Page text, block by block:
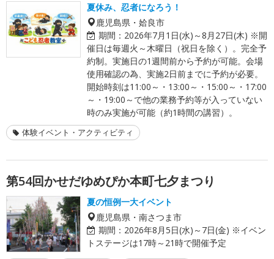
夏休み、忍者になろう！
鹿児島県・姶良市
期間： 2026年7月1日(水)～8月27日(木) ※開
催日は毎週火～木曜日（祝日を除く）。完全予
約制。実施日の1週間前から予約が可能。会場
使用確認の為、実施2日前までに予約が必要。
開始時刻は11:00～・13:00～・15:00～・17:00
～・19:00～で他の業務予約等が入っていない
時のみ実施が可能（約1時間の講習）。
体験イベント・アクティビティ
第54回かせだゆめぴか本町七夕まつり
夏の恒例一大イベント
鹿児島県・南さつま市
期間： 2026年8月5日(水)～7日(金) ※イベン
トステージは17時～21時で開催予定